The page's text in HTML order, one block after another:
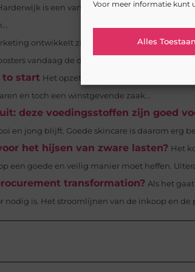
Voor meer informatie kunt
Alles Toestaan
is een van de meest significante
ontwikkelt zich razendsnel, zeker als je
vandaag de dag. Video...
to start Het opzetten van een fysieke winkel
en toch een winstgevende zaak...
deze voedingsstoffen zijn goed
en jong blijft. Goede skincare is daarom erg
het hijsen van zware lasten? Het
een goede en veilig manier moet heffen.
transformation? Als het
nodig is. Het stroomlijnen van de inkoop en de